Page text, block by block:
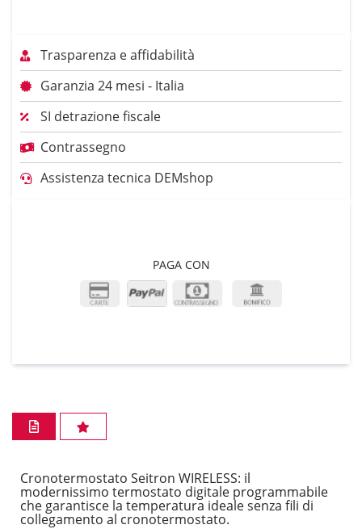
Trasparenza e affidabilità
Garanzia 24 mesi - Italia
SI detrazione fiscale
Contrassegno
Assistenza tecnica DEMshop
PAGA CON
Cronotermostato Seitron WIRELESS: il
modernissimo termostato digitale programmabile
che garantisce la temperatura ideale senza fili di
collegamento al cronotermostato.